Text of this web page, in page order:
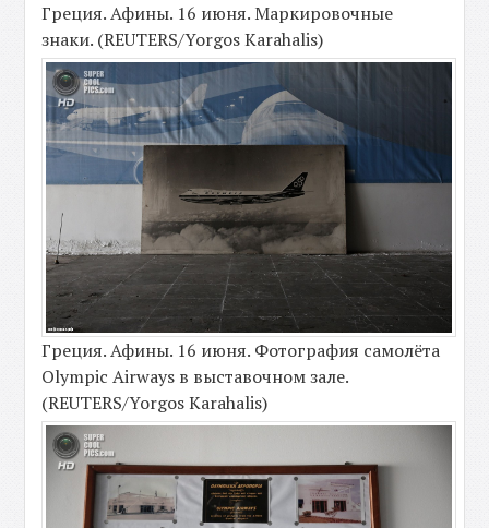
Греция. Афины. 16 июня. Маркировочные
знаки. (REUTERS/Yorgos Karahalis)
Греция. Афины. 16 июня. Фотография самолёта
Olympic Airways в выставочном зале.
(REUTERS/Yorgos Karahalis)